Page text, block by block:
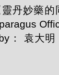
丹妙藥的
： 袁大明